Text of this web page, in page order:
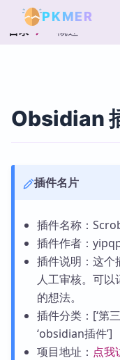
PKMER
目录 概述
Obsidian
插件名片
插件名称：
插件作者：
插件说明：这
人工审核。可
的想法。
插件分类：[‘第
‘obsidian插件’]
项目地址： 点我